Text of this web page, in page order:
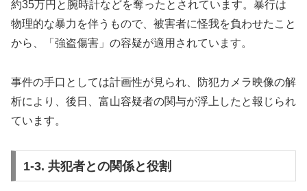
約35万円と腕時計などを奪ったとされています。暴行は
物理的な暴力を伴うもので、被害者に怪我を負わせたこと
から、「強盗傷害」の容疑が適用されています。
事件の手口としては計画性が見られ、防犯カメラ映像の解
析により、後日、富山容疑者の関与が浮上したと報じられ
ています。
1-3. 共犯者との関係と役割